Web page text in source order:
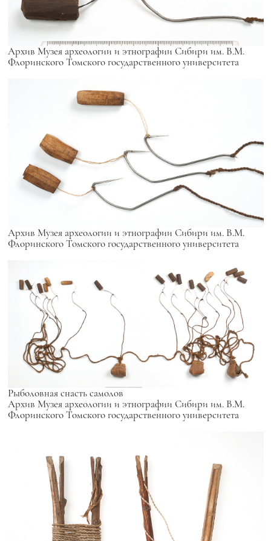
Архив Музея археологии и этнографии Сибири им. В.М.
Флоринского Томского государственного университета
Архив Музея археологии и этнографии Сибири им. В.М.
Флоринского Томского государственного университета
Рыболовная снасть самолов
Архив Музея археологии и этнографии Сибири им. В.М.
Флоринского Томского государственного университета